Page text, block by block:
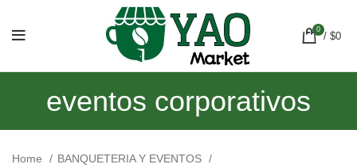
0
/ $0
eventos corporativos
Home
BANQUETERIA Y EVENTOS